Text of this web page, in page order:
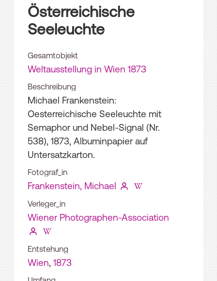
Österreichische
Seeleuchte
Gesamtobjekt
Weltausstellung in Wien 1873
Beschreibung
Michael Frankenstein:
Oesterreichische Seeleuchte mit
Semaphor und Nebel-Signal (Nr.
538), 1873, Albuminpapier auf
Untersatzkarton.
Fotograf_in
Frankenstein, Michael
Verleger_in
Wiener Photographen-Association
Entstehung
Wien, 1873